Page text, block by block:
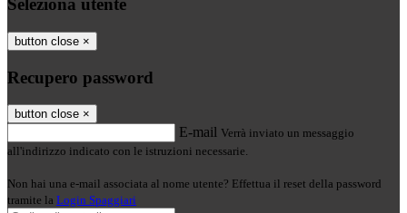
Seleziona utente
button close ×
Recupero password
button close ×
E-mail Verrà inviato un messaggio
all'indirizzo indicato con le istruzioni necessarie.
Non hai una e-mail associata al nome utente? Effettua il reset della password
tramite la Login Spaggiari